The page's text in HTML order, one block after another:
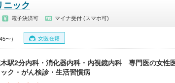
ニック
電子決済可 マイナ受付 (スマホ可)
〜） 女医在籍
駅2分内科・消化器内科・内視鏡内科 専門医の女性
ック・がん検診・生活習慣病